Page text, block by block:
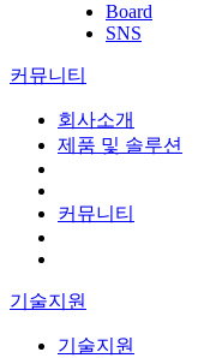
Board
SNS
커뮤니티
회사소개
제품 및 솔루션
커뮤니티
기술지원
기술지원